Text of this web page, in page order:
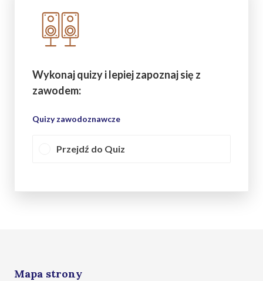
Wykonaj quizy i lepiej zapoznaj się z
zawodem:
Quizy zawodoznawcze
Przejdź do Quiz
Mapa strony